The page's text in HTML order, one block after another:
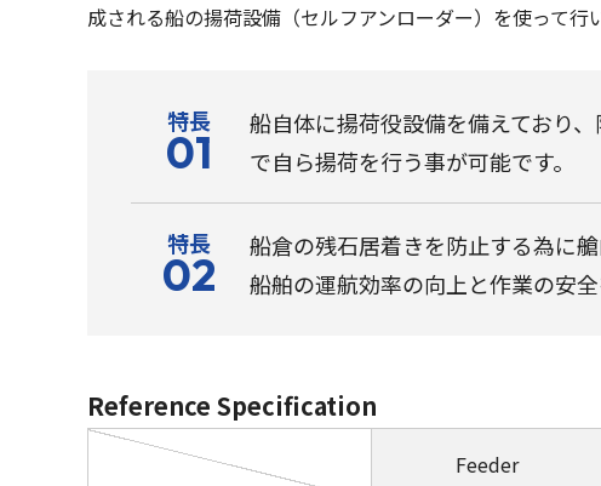
成される船の揚荷設備（セルフアンローダー）を使って行
特長
01
船自体に揚荷役設備を備えており
で自ら揚荷を行う事が可能です。
特長
02
船倉の残石居着きを防止する為に艙
船舶の運航効率の向上と作業の安全
Reference Specification
Feeder